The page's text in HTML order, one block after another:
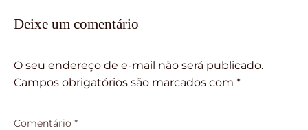
Deixe um comentário
O seu endereço de e-mail não será publicado.
Campos obrigatórios são marcados com *
Comentário *